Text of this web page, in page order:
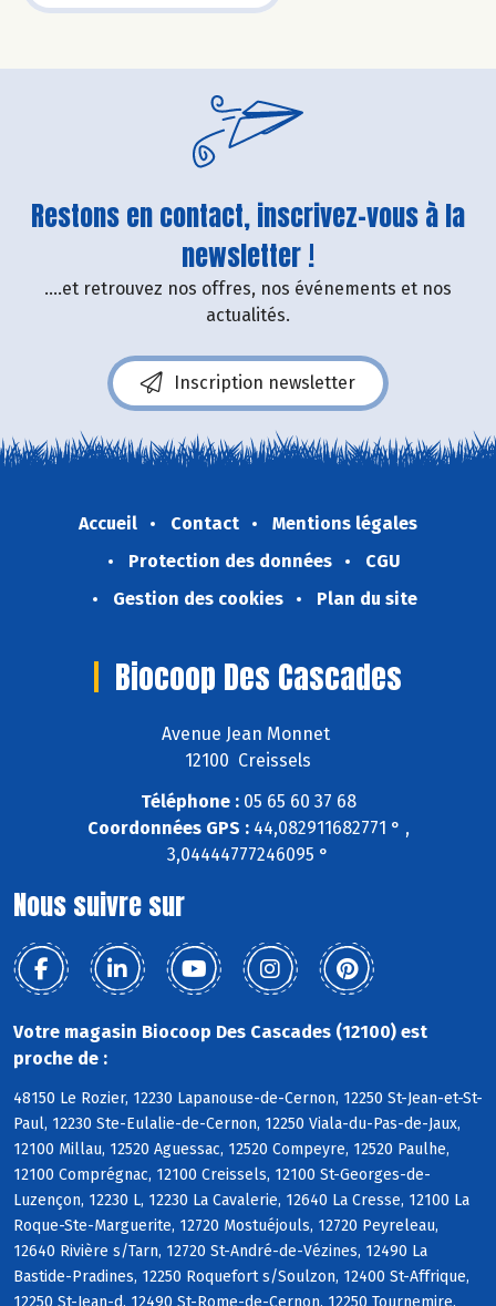
Restons en contact, inscrivez-vous à la
newsletter !
....et retrouvez nos offres, nos événements et nos
actualités.
Inscription newsletter
Accueil Contact
Mentions légales
Protection des données
CGU
Gestion des cookies
Plan du site
Biocoop Des Cascades
Avenue Jean Monnet
12100 Creissels
Téléphone :05 65 60 37 68
Coordonnées GPS :44,082911682771 ° ,
3,04444777246095 °
Nous suivre sur
Votre magasin Biocoop Des Cascades (12100) est
proche de :
48150 Le Rozier, 12230 Lapanouse-de-Cernon, 12250 St-Jean-et-St-
Paul, 12230 Ste-Eulalie-de-Cernon, 12250 Viala-du-Pas-de-Jaux,
12100 Millau, 12520 Aguessac, 12520 Compeyre, 12520 Paulhe,
12100 Comprégnac, 12100 Creissels, 12100 St-Georges-de-
Luzençon, 12230 L, 12230 La Cavalerie, 12640 La Cresse, 12100 La
Roque-Ste-Marguerite, 12720 Mostuéjouls, 12720 Peyreleau,
12640 Rivière s/Tarn, 12720 St-André-de-Vézines, 12490 La
Bastide-Pradines, 12250 Roquefort s/Soulzon, 12400 St-Affrique,